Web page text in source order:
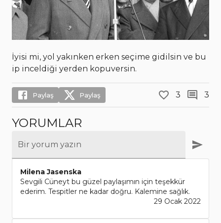
İyisi mi, yol yakınken erken seçime gidilsin ve bu
ip inceldiği yerden kopuversin.
Paylaş Paylaş 3 3
YORUMLAR
Bir yorum yazın
Milena Jasenska
Sevgili Cüneyt bu güzel paylaşımın için teşekkür
ederim. Tespitler ne kadar doğru. Kalemine sağlık.
29 Ocak 2022